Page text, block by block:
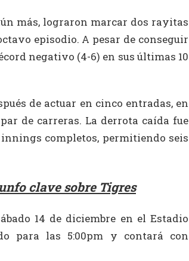
más, lograron marcar dos rayitas
episodio. A pesar de conseguir
negativo (4-6) en sus últimas 10
de actuar en cinco entradas, en
de carreras. La derrota caída fue
completos, permitiendo seis
clave sobre Tigres
14 de diciembre en el Estadio
para las 5:00pm y contará con